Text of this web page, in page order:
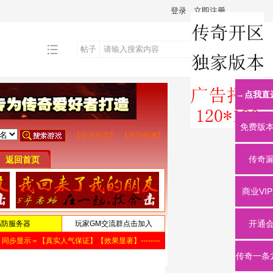
登录 立即注册
帖子
搜
索
→点我直
免费版
传奇
商业
开通
传奇一条